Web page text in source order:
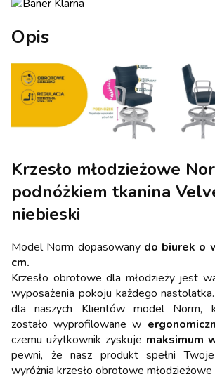
Opis
Krzesło młodzieżowe
podnóżkiem tkanina
niebieski
Model Norm dopasowany do biurek o
cm.
Krzesło obrotowe dla młodzieży jest
wyposażenia pokoju każdego
dla naszych Klientów model Norm,
zostało wyprofilowane w
czemu użytkownik zyskuje maksimum
pewni, że nasz produkt spełni
wyróżnia krzesło obrotowe